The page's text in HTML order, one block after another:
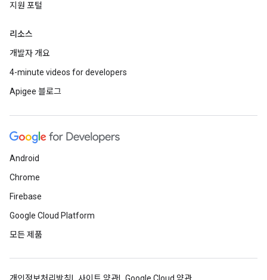
지원 포털
리소스
개발자 개요
4-minute videos for developers
Apigee 블로그
Android
Chrome
Firebase
Google Cloud Platform
모든 제품